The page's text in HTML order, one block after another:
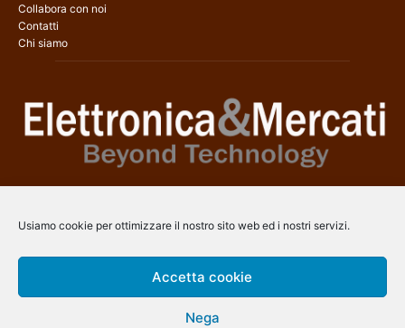
Usiamo cookie per ottimizzare il nostro sito web ed i nostri servizi.
Accetta cookie
Nega
Collabora con noi
Contatti
Chi siamo
una copertura a 360° che coinvolge tecnologie, prodotti, mercati e
info@arscommunication.it